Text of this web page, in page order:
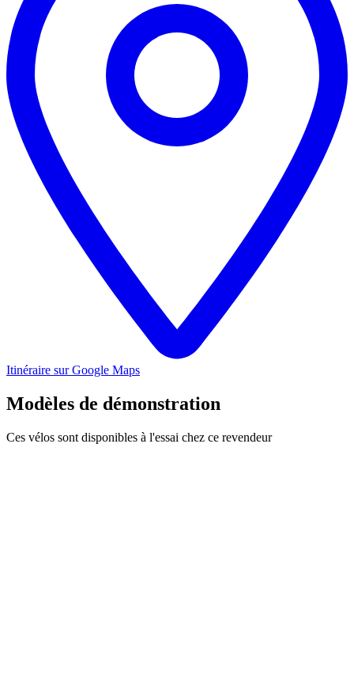
Itinéraire sur Google Maps
Modèles de démonstration
Ces vélos sont disponibles à l'essai chez ce revendeur